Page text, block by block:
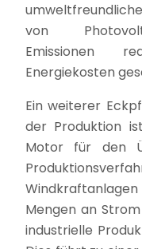
von
Emissionen
Energiekosten
Ein weiterer
der Produktion
Motor für den
Mengen an
industrielle